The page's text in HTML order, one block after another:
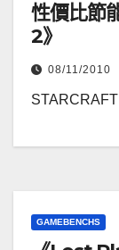
性價比節
2》
08/11/2010
GAMEBENCHS